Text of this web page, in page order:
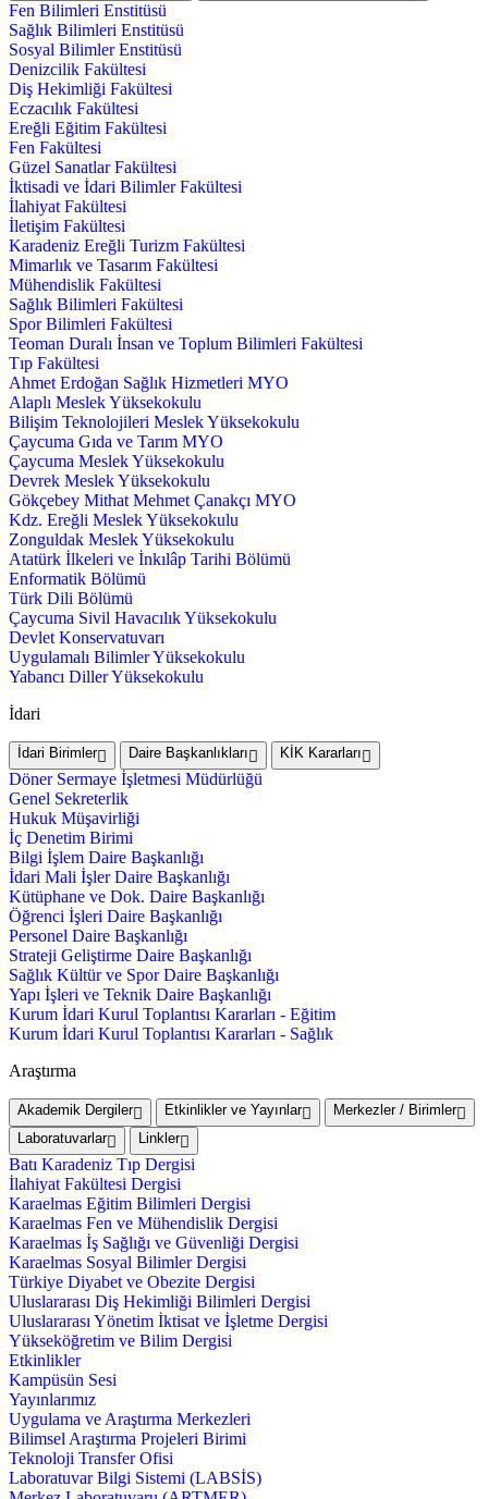
Fen Bilimleri Enstitüsü
Sağlık Bilimleri Enstitüsü
Sosyal Bilimler Enstitüsü
Denizcilik Fakültesi
Diş Hekimliği Fakültesi
Eczacılık Fakültesi
Ereğli Eğitim Fakültesi
Fen Fakültesi
Güzel Sanatlar Fakültesi
İktisadi ve İdari Bilimler Fakültesi
İlahiyat Fakültesi
İletişim Fakültesi
Karadeniz Ereğli Turizm Fakültesi
Mimarlık ve Tasarım Fakültesi
Mühendislik Fakültesi
Sağlık Bilimleri Fakültesi
Spor Bilimleri Fakültesi
Teoman Duralı İnsan ve Toplum Bilimleri Fakültesi
Tıp Fakültesi
Ahmet Erdoğan Sağlık Hizmetleri MYO
Alaplı Meslek Yüksekokulu
Bilişim Teknolojileri Meslek Yüksekokulu
Çaycuma Gıda ve Tarım MYO
Çaycuma Meslek Yüksekokulu
Devrek Meslek Yüksekokulu
Gökçebey Mithat Mehmet Çanakçı MYO
Kdz. Ereğli Meslek Yüksekokulu
Zonguldak Meslek Yüksekokulu
Atatürk İlkeleri ve İnkılâp Tarihi Bölümü
Enformatik Bölümü
Türk Dili Bölümü
Çaycuma Sivil Havacılık Yüksekokulu
Devlet Konservatuvarı
Uygulamalı Bilimler Yüksekokulu
Yabancı Diller Yüksekokulu
İdari
İdari Birimler Daire Başkanlıkları KİK Kararları
Döner Sermaye İşletmesi Müdürlüğü
Genel Sekreterlik
Hukuk Müşavirliği
İç Denetim Birimi
Bilgi İşlem Daire Başkanlığı
İdari Mali İşler Daire Başkanlığı
Kütüphane ve Dok. Daire Başkanlığı
Öğrenci İşleri Daire Başkanlığı
Personel Daire Başkanlığı
Strateji Geliştirme Daire Başkanlığı
Sağlık Kültür ve Spor Daire Başkanlığı
Yapı İşleri ve Teknik Daire Başkanlığı
Kurum İdari Kurul Toplantısı Kararları - Eğitim
Kurum İdari Kurul Toplantısı Kararları - Sağlık
Araştırma
Akademik Dergiler Etkinlikler ve Yayınlar
Merkezler / Birimler
Laboratuvarlar
Linkler
Batı Karadeniz Tıp Dergisi
İlahiyat Fakültesi Dergisi
Karaelmas Eğitim Bilimleri Dergisi
Karaelmas Fen ve Mühendislik Dergisi
Karaelmas İş Sağlığı ve Güvenliği Dergisi
Karaelmas Sosyal Bilimler Dergisi
Türkiye Diyabet ve Obezite Dergisi
Uluslararası Diş Hekimliği Bilimleri Dergisi
Uluslararası Yönetim İktisat ve İşletme Dergisi
Yükseköğretim ve Bilim Dergisi
Etkinlikler
Kampüsün Sesi
Yayınlarımız
Uygulama ve Araştırma Merkezleri
Bilimsel Araştırma Projeleri Birimi
Teknoloji Transfer Ofisi
Laboratuvar Bilgi Sistemi (LABSİS)